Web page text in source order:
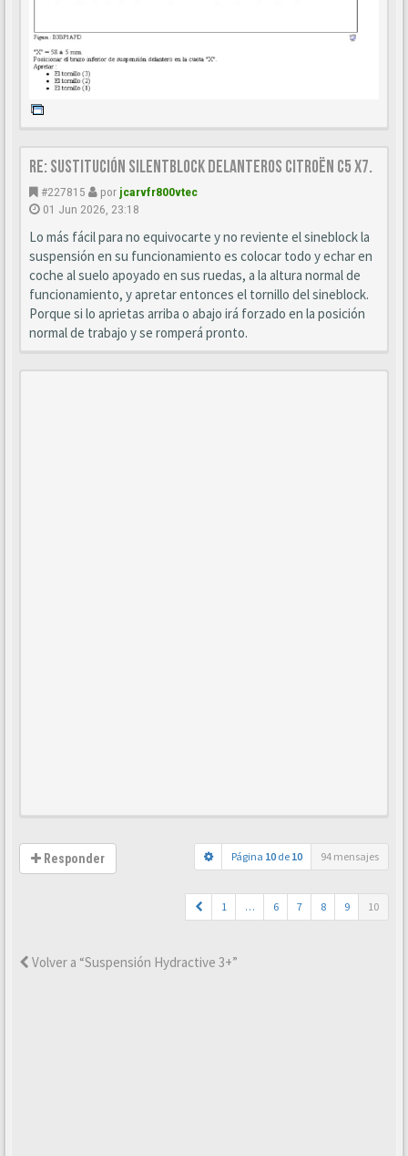
Re: Sustitución SILENTBLOCK delanteros Citroën C5 X7.
#227815 por jcarvfr800vtec
01 Jun 2026, 23:18
Lo más fácil para no equivocarte y no reviente el sineblock la
suspensión en su funcionamiento es colocar todo y echar en
coche al suelo apoyado en sus ruedas, a la altura normal de
funcionamiento, y apretar entonces el tornillo del sineblock.
Porque si lo aprietas arriba o abajo irá forzado en la posición
normal de trabajo y se romperá pronto.
Responder Página 10 de 10 94 mensajes
1 … 6 7 8 9 10
Volver a “Suspensión Hydractive 3+”